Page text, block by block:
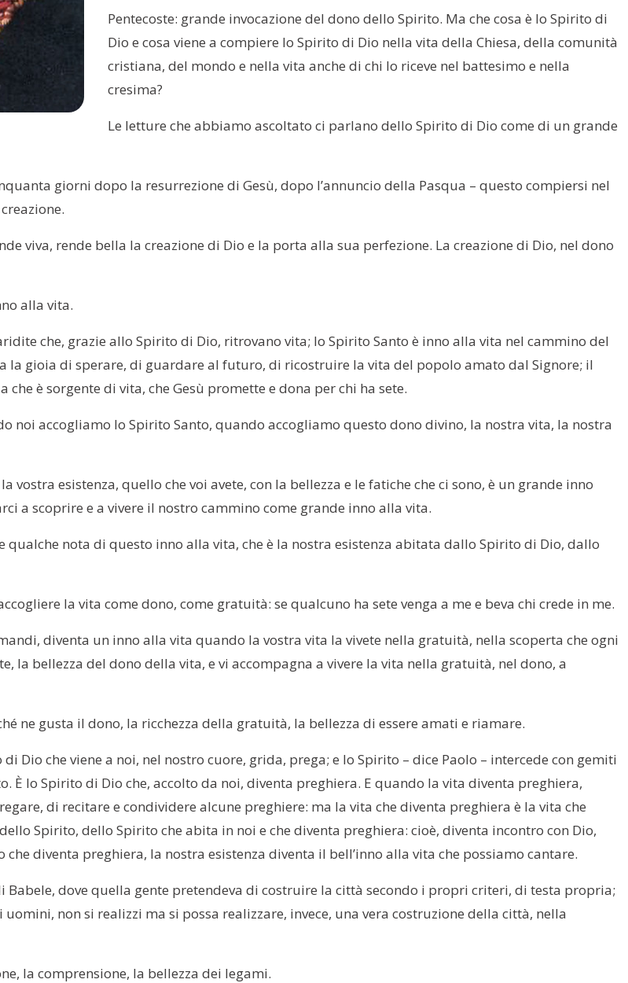
Pentecoste: grande invocazione del dono dello Spirito. Ma che cosa è lo Spirito di
Dio e cosa viene a compiere lo Spirito di Dio nella vita della Chiesa, della comunità
cristiana, del mondo e nella vita anche di chi lo riceve nel battesimo e nella
cresima?
Le letture che abbiamo ascoltato ci parlano dello Spirito di Dio come di un grande
giorni dopo la resurrezione di Gesù, dopo l’annuncio della Pasqua – questo compiersi nel
viva, rende bella la creazione di Dio e la porta alla sua perfezione. La creazione di Dio, nel dono
alla vita.
che, grazie allo Spirito di Dio, ritrovano vita; lo Spirito Santo è inno alla vita nel cammino del
la gioia di sperare, di guardare al futuro, di ricostruire la vita del popolo amato dal Signore; il
è sorgente di vita, che Gesù promette e dona per chi ha sete.
noi accogliamo lo Spirito Santo, quando accogliamo questo dono divino, la nostra vita, la nostra
vostra esistenza, quello che voi avete, con la bellezza e le fatiche che ci sono, è un grande inno
a scoprire e a vivere il nostro cammino come grande inno alla vita.
nota di questo inno alla vita, che è la nostra esistenza abitata dallo Spirito di Dio, dallo
la vita come dono, come gratuità: se qualcuno ha sete venga a me e beva chi crede in me.
diventa un inno alla vita quando la vostra vita la vivete nella gratuità, nella scoperta che ogni
la bellezza del dono della vita, e vi accompagna a vivere la vita nella gratuità, nel dono, a
ne gusta il dono, la ricchezza della gratuità, la bellezza di essere amati e riamare.
Dio che viene a noi, nel nostro cuore, grida, prega; e lo Spirito – dice Paolo – intercede con gemiti
È lo Spirito di Dio che, accolto da noi, diventa preghiera. E quando la vita diventa preghiera,
di recitare e condividere alcune preghiere: ma la vita che diventa preghiera è la vita che
Spirito, dello Spirito che abita in noi e che diventa preghiera: cioè, diventa incontro con Dio,
diventa preghiera, la nostra esistenza diventa il bell’inno alla vita che possiamo cantare.
dove quella gente pretendeva di costruire la città secondo i propri criteri, di testa propria;
non si realizzi ma si possa realizzare, invece, una vera costruzione della città, nella
la comprensione, la bellezza dei legami.